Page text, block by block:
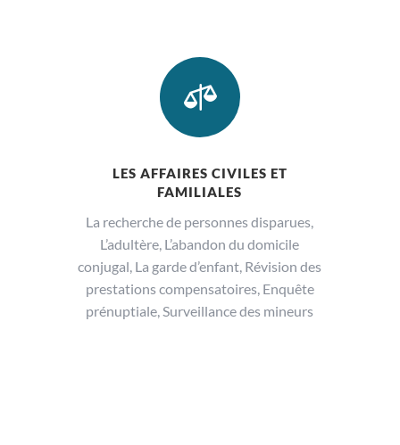

LES AFFAIRES CIVILES ET
FAMILIALES
La recherche de personnes disparues,
L’adultère, L’abandon du domicile
conjugal, La garde d’enfant, Révision des
prestations compensatoires, Enquête
prénuptiale, Surveillance des mineurs